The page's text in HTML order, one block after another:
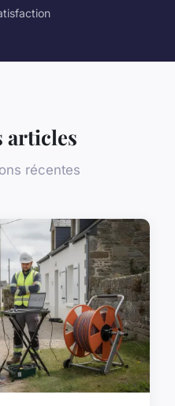
articles
récentes